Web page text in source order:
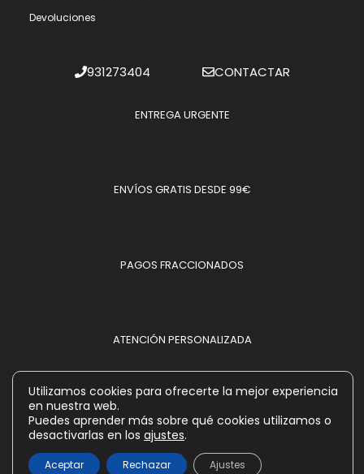
Devoluciones
931273404 CONTACTAR
ENTREGA URGENTE
ENVÍOS GRATIS DESDE 99€
PAGOS FRACCIONADOS
ATENCIÓN PERSONALIZADA
MÉTODOS DE PAGO ACEPTADOS
Utilizamos cookies para ofrecerte la mejor experiencia
en nuestra web.
Puedes aprender más sobre qué cookies utilizamos o
desactivarlas en los ajustes.
Aceptar Rechazar Ajustes